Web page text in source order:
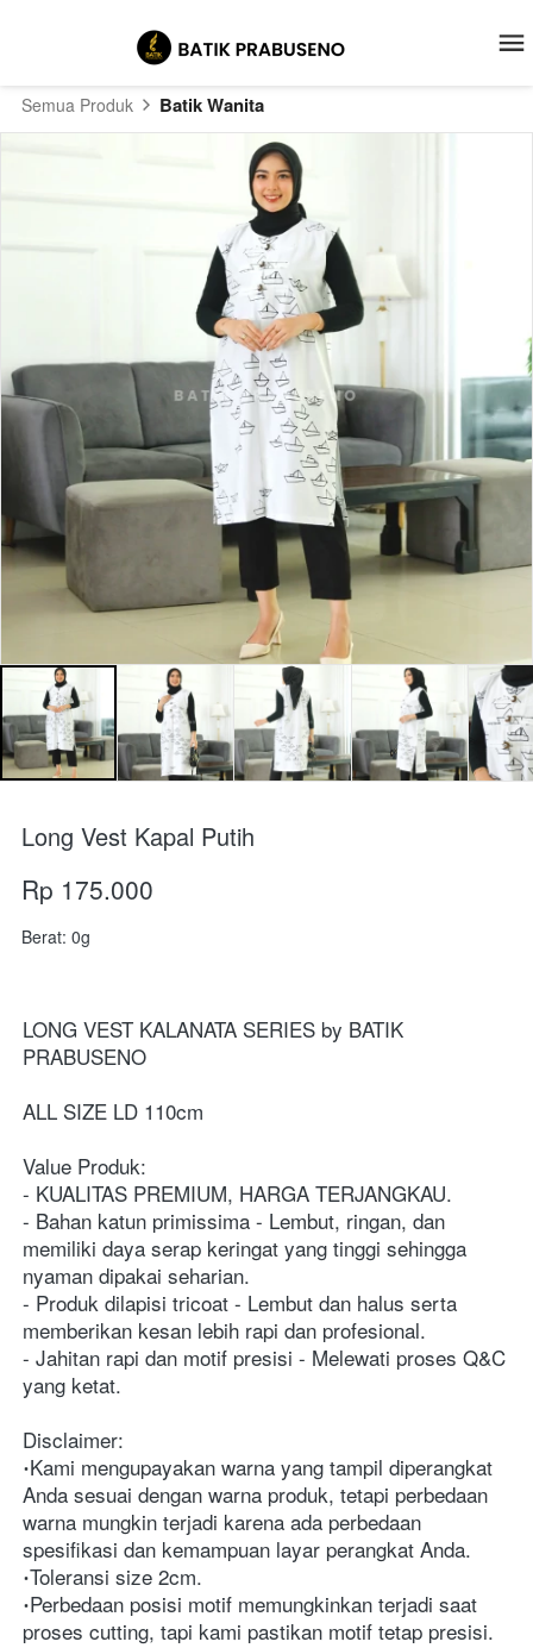
Semua Produk Batik Wanita
Long Vest Kapal Putih
Rp 175.000
Berat: 0g
LONG VEST KALANATA SERIES by BATIK
PRABUSENO
ALL SIZE LD 110cm
Value Produk:
- KUALITAS PREMIUM, HARGA TERJANGKAU.
- Bahan katun primissima - Lembut, ringan, dan
memiliki daya serap keringat yang tinggi sehingga
nyaman dipakai seharian.
- Produk dilapisi tricoat - Lembut dan halus serta
memberikan kesan lebih rapi dan profesional.
- Jahitan rapi dan motif presisi - Melewati proses Q&C
yang ketat.
Disclaimer:
Kami mengupayakan warna yang tampil diperangkat
Anda sesuai dengan warna produk, tetapi perbedaan
warna mungkin terjadi karena ada perbedaan
spesifikasi dan kemampuan layar perangkat Anda.
Toleransi size 2cm.
Perbedaan posisi motif memungkinkan terjadi saat
proses cutting, tapi kami pastikan motif tetap presisi.